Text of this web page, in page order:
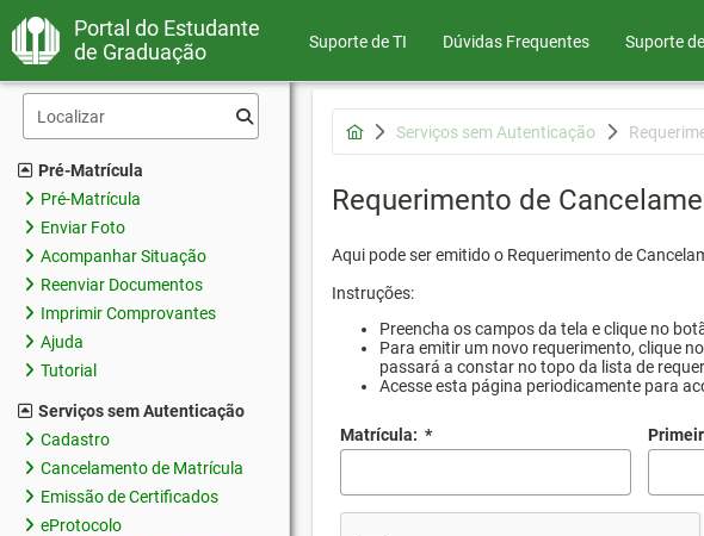
Portal do Estudante
de Graduação
Suporte de TI Dúvidas Frequentes Suporte
Pré-Matrícula
Pré-Matrícula
Enviar Foto
Acompanhar Situação
Reenviar Documentos
Imprimir Comprovantes
Ajuda
Tutorial
Serviços sem Autenticação
Cadastro
Cancelamento de Matrícula
Emissão de Certificados
eProtocolo
Serviços sem Autenticação
Requerimento de
Aqui pode ser emitido o Requerimento de
Instruções:
Preencha os campos da tela e clique no
Para emitir um novo requerimento, clique
passará a constar no topo da lista de
Acesse esta página periodicamente para
Matrícula: *